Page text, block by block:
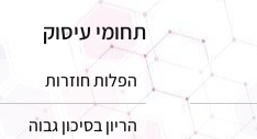
תחומי עיסוק
הפלות חוזרות
הריון בסיכון גבוה